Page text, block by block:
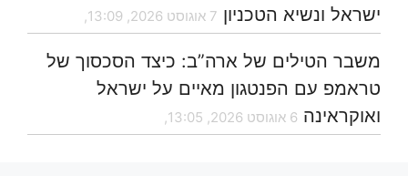
ישראל ונשיא הטכניון 7 אוגוסט 2026, 13:09,
משבר הטילים של ארה”ב: כיצד הסכסוך של
טראמפ עם הפנטגון מאיים על ישראל
ואוקראינה 6 אוגוסט 2026, 13:05,